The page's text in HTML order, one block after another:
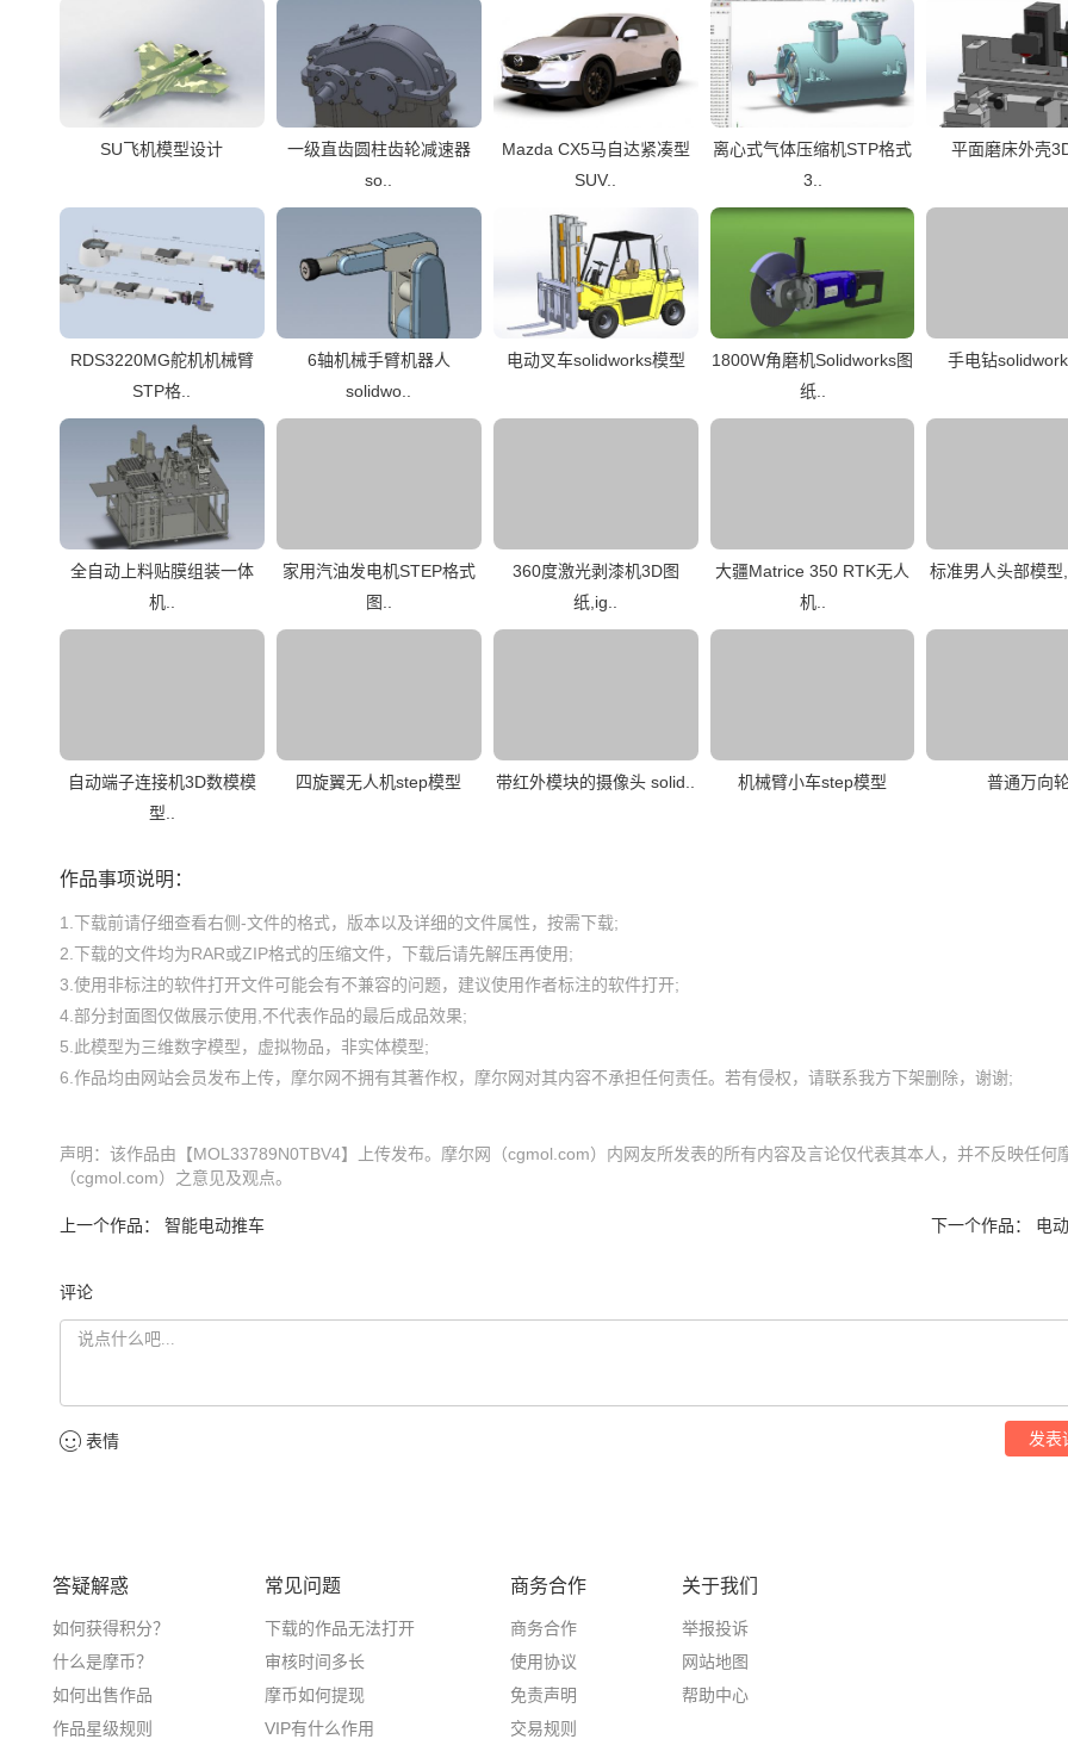
SU飞机模型设计
一级直齿圆柱齿轮减速器
so..
Mazda CX5马自达紧凑型
SUV..
离心式气体压缩机STP格式
3..
平面磨床外壳
RDS3220MG舵机机械臂
STP格..
6轴机械手臂机器人
solidwo..
电动叉车solidworks模型
1800W角磨机Solidworks图
纸..
手电钻
全自动上料贴膜组装一体
机..
家用汽油发电机STEP格式
图..
360度激光剥漆机3D图
纸,ig..
大疆Matrice 350 RTK无人
机..
标准男人头部模型
自动端子连接机3D数模模
型..
四旋翼无人机step模型 带红外模块的摄像头 solid.. 机械臂小车step模型 普通万向
作品事项说明：
1.下载前请仔细查看右侧-文件的格式，版本以及详细的文件属性，按需下载;
2.下载的文件均为RAR或ZIP格式的压缩文件，下载后请先解压再使用;
3.使用非标注的软件打开文件可能会有不兼容的问题，建议使用作者标注的软件打开;
4.部分封面图仅做展示使用,不代表作品的最后成品效果;
5.此模型为三维数字模型，虚拟物品，非实体模型;
声明：该作品由【MOL33789N0TBV4】上传发布。摩尔网（cgmol.com）内网友所发表的所有内容及言论仅代表其本人，并不反映任何
（cgmol.com）之意见及观点。
上一个作品： 智能电动推车 下一个作品： 电
评论
发表
表情
答疑解惑
如何获得积分？
什么是摩币？
如何出售作品
作品星级规则
常见问题
下载的作品无法打开
审核时间多长
摩币如何提现
VIP有什么作用
商务合作
商务合作
使用协议
免责声明
交易规则
关于我们
举报投诉
网站地图
帮助中心